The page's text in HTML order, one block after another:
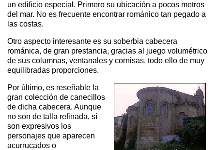
un edificio especial. Primero su ubicación a pocos metros
del mar. No es frecuente encontrar románico tan pegado a
las costas.
Otro aspecto interesante es su soberbia cabecera
románica, de gran prestancia, gracias al juego volumétrico
de sus columnas, ventanales y cornisas, todo ello de muy
equilibradas proporciones.
Por último, es reseñable la
gran colección de canecillos
de dicha cabecera. Aunque
no son de talla refinada, sí
son expresivos los
personajes que aparecen
acurrucados o